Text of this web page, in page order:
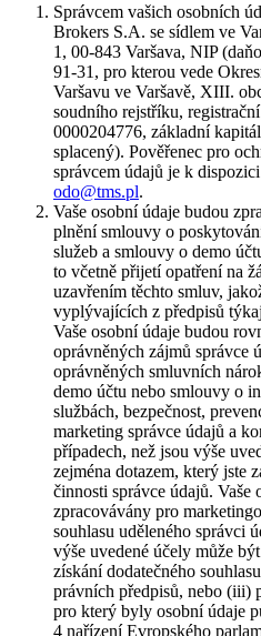
Správcem vašich osobních
Brokers S.A. se sídlem ve
1, 00-843 Varšava, NIP
91-31, pro kterou vede
Varšavu ve Varšavě, XIII.
soudního rejstříku,
0000204776, základní
splacený). Pověřenec pro
správcem údajů je k
odo@tms.pl.
Vaše osobní údaje budou
plnění smlouvy o
služeb a smlouvy o demo
to včetně přijetí opatření na
uzavřením těchto smluv,
vyplývajících z předpisů
Vaše osobní údaje budou
oprávněných zájmů správce
oprávněných smluvních
demo účtu nebo smlouvy o
službách, bezpečnost,
marketing správce údajů a
případech, než jsou výše
zejména dotazem, který jste
činnosti správce údajů.
zpracovávány pro
souhlasu uděleného správci
výše uvedené účely může
získání dodatečného
právních předpisů, nebo (iii)
pro který byly osobní údaje
4 nařízení Evropského